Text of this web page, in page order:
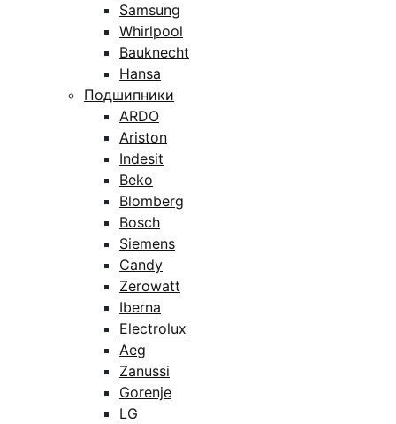
Samsung
Whirlpool
Bauknecht
Hansa
Подшипники
ARDO
Ariston
Indesit
Beko
Blomberg
Bosch
Siemens
Candy
Zerowatt
Iberna
Electrolux
Aeg
Zanussi
Gorenje
LG